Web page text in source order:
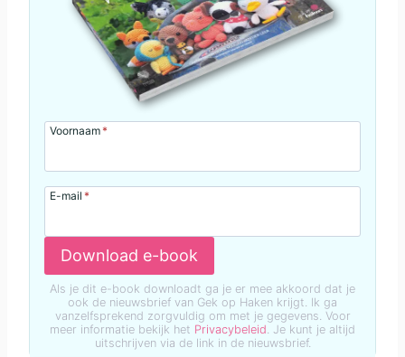
Voornaam*
E-mail *
Download e-book
Als je dit e-book downloadt ga je er mee akkoord dat je
ook de nieuwsbrief van Gek op Haken krijgt. Ik ga
vanzelfsprekend zorgvuldig om met je gegevens. Voor
meer informatie bekijk het Privacybeleid . Je kunt je altijd
uitschrijven via de link in de nieuwsbrief.